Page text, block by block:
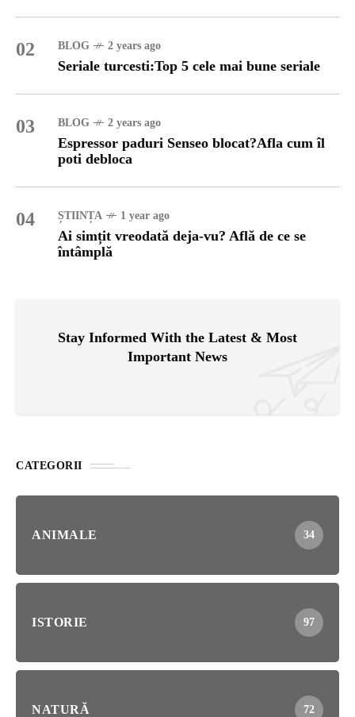
02 BLOG 2 years ago
Seriale turcesti:Top 5 cele mai bune seriale
03 BLOG 2 years ago
Espressor paduri Senseo blocat?Afla cum îl
poti debloca
04 ȘTIINȚA 1 year ago
Ai simțit vreodată deja-vu? Află de ce se
întâmplă
Stay Informed With the Latest & Most
Important News
CATEGORII
ANIMALE 34
ISTORIE 97
NATURĂ 72